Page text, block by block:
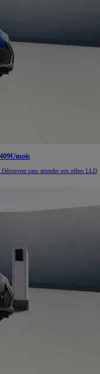
mois
sans attendre nos offres LLD